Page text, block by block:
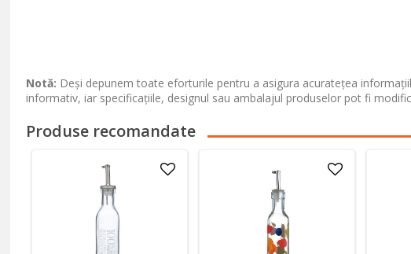
Notă: Deși depunem toate eforturile pentru a asigura acuratețea
informativ, iar specificațiile, designul sau ambalajul produselor pot fi
Produse recomandate